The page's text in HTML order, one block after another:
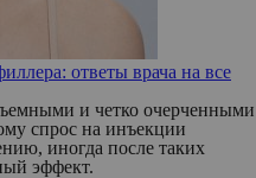
ответы врача на все
и четко очерченными
спрос на инъекции
иногда после таких
эффект.